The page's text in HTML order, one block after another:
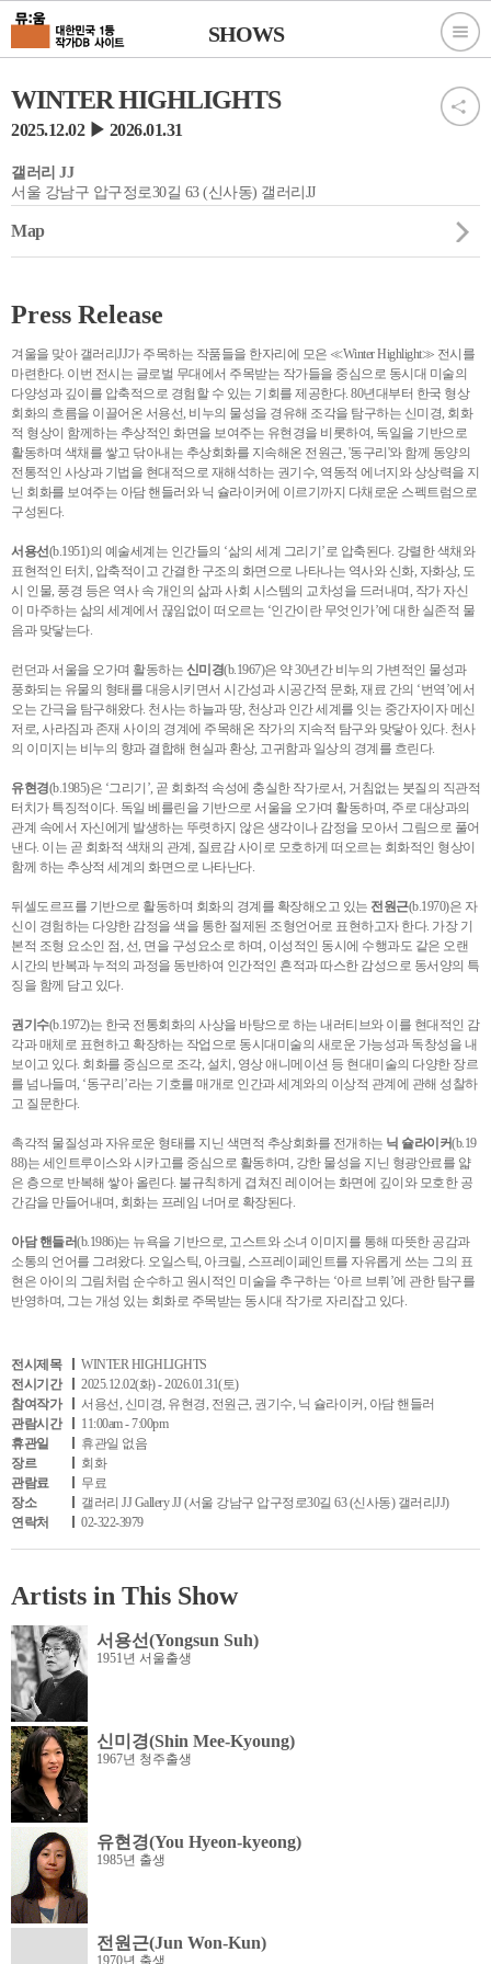
SHOWS
WINTER HIGHLIGHTS
2025.12.02 ▶ 2026.01.31
갤러리 JJ
서울 강남구 압구정로30길 63 (신사동) 갤러리JJ
Map
Press Release
겨울을 맞아 갤러리JJ가 주목하는 작품들을 한자리에 모은 ≪Winter Highlight≫ 전시를
마련한다. 이번 전시는 글로벌 무대에서 주목받는 작가들을 중심으로 동시대 미술의
다양성과 깊이를 압축적으로 경험할 수 있는 기회를 제공한다. 80년대부터 한국 형상
회화의 흐름을 이끌어온 서용선, 비누의 물성을 경유해 조각을 탐구하는 신미경, 회화
적 형상이 함께하는 추상적인 화면을 보여주는 유현경을 비롯하여, 독일을 기반으로
활동하며 색채를 쌓고 닦아내는 추상회화를 지속해온 전원근, '동구리'와 함께 동양의
전통적인 사상과 기법을 현대적으로 재해석하는 권기수, 역동적 에너지와 상상력을 지
닌 회화를 보여주는 아담 핸들러와 닉 슐라이커에 이르기까지 다채로운 스펙트럼으로
구성된다.
서용선(b.1951)의 예술세계는 인간들의 ‘삶의 세계 그리기’로 압축된다. 강렬한 색채와
표현적인 터치, 압축적이고 간결한 구조의 화면으로 나타나는 역사와 신화, 자화상, 도
시 인물, 풍경 등은 역사 속 개인의 삶과 사회 시스템의 교차성을 드러내며, 작가 자신
이 마주하는 삶의 세계에서 끊임없이 떠오르는 ‘인간이란 무엇인가’에 대한 실존적 물
음과 맞닿는다.​
런던과 서울을 오가며 활동하는 신미경(b.1967)은 약 30년간 비누의 가변적인 물성과
풍화되는 유물의 형태를 대응시키면서 시간성과 시공간적 문화, 재료 간의 ‘번역’에서
오는 간극을 탐구해왔다. 천사는 하늘과 땅, 천상과 인간 세계를 잇는 중간자이자 메신
저로, 사라짐과 존재 사이의 경계에 주목해온 작가의 지속적 탐구와 맞닿아 있다. 천사
의 이미지는 비누의 향과 결합해 현실과 환상, 고귀함과 일상의 경계를 흐린다.​
유현경(b.1985)은 ‘그리기’, 곧 회화적 속성에 충실한 작가로서, 거침없는 붓질의 직관적
터치가 특징적이다. 독일 베를린을 기반으로 서울을 오가며 활동하며, 주로 대상과의
관계 속에서 자신에게 발생하는 뚜렷하지 않은 생각이나 감정을 모아서 그림으로 풀어
낸다. 이는 곧 회화적 색채의 관계, 질료감 사이로 모호하게 떠오르는 회화적인 형상이
함께 하는 추상적 세계의 화면으로 나타난다.​​​
뒤셀도르프를 기반으로 활동하며 회화의 경계를 확장해오고 있는 전원근(b.1970)은 자
신이 경험하는 다양한 감정을 색을 통한 절제된 조형언어로 표현하고자 한다. 가장 기
본적 조형 요소인 점, 선, 면을 구성요소로 하며, 이성적인 동시에 수행과도 같은 오랜
시간의 반복과 누적의 과정을 동반하여 인간적인 흔적과 따스한 감성으로 동서양의 특
징을 함께 담고 있다.​
권기수(b.1972)는 한국 전통회화의 사상을 바탕으로 하는 내러티브와 이를 현대적인 감
각과 매체로 표현하고 확장하는 작업으로 동시대미술의 새로운 가능성과 독창성을 내
보이고 있다. 회화를 중심으로 조각, 설치, 영상 애니메이션 등 현대미술의 다양한 장르
를 넘나들며, ‘동구리’라는 기호를 매개로 인간과 세계와의 이상적 관계에 관해 성찰하
고 질문한다.
촉각적 물질성과 자유로운 형태를 지닌 색면적 추상회화를 전개하는 닉 슐라이커(b.19
88)는 세인트루이스와 시카고를 중심으로 활동하며, 강한 물성을 지닌 형광안료를 얇
은 층으로 반복해 쌓아 올린다. 불규칙하게 겹쳐진 레이어는 화면에 깊이와 모호한 공
간감을 만들어내며, 회화는 프레임 너머로 확장된다.​
아담 핸들러(b.1986)는 뉴욕을 기반으로, 고스트와 소녀 이미지를 통해 따뜻한 공감과
소통의 언어를 그려왔다. 오일스틱, 아크릴, 스프레이페인트를 자유롭게 쓰는 그의 표
현은 아이의 그림처럼 순수하고 원시적인 미술을 추구하는 ‘아르 브뤼’에 관한 탐구를
반영하며, 그는 개성 있는 회화로 주목받는 동시대 작가로 자리잡고 있다.
전시제목
WINTER HIGHLIGHTS
전시기간
2025.12.02(화) - 2026.01.31(토)
참여작가
서용선, 신미경, 유현경, 전원근, 권기수, 닉 슐라이커, 아담 핸들러
관람시간
11:00am - 7:00pm
휴관일
휴관일 없음
장르
회화
관람료
무료
장소
갤러리 JJ Gallery JJ (서울 강남구 압구정로30길 63 (신사동) 갤러리JJ)
연락처
02-322-3979
Artists in This Show
서용선(Yongsun Suh)
1951년 서울출생
신미경(Shin Mee-Kyoung)
1967년 청주출생
유현경(You Hyeon-kyeong)
1985년 출생
전원근(Jun Won-Kun)
1970년 출생